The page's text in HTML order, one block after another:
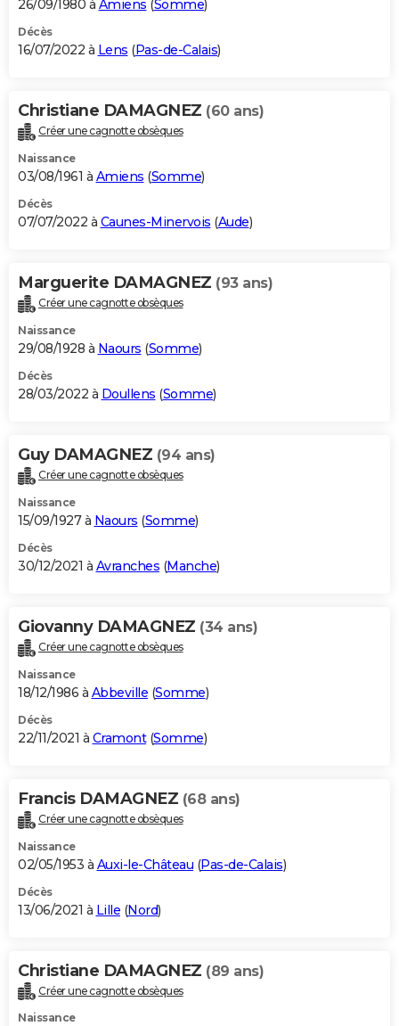
26/09/1980 à Amiens (Somme)
Décès
16/07/2022 à Lens (Pas-de-Calais)
Christiane DAMAGNEZ (60 ans)
Créer une cagnotte obsèques
Naissance
03/08/1961 à Amiens (Somme)
Décès
07/07/2022 à Caunes-Minervois (Aude)
Marguerite DAMAGNEZ (93 ans)
Créer une cagnotte obsèques
Naissance
29/08/1928 à Naours (Somme)
Décès
28/03/2022 à Doullens (Somme)
Guy DAMAGNEZ (94 ans)
Créer une cagnotte obsèques
Naissance
15/09/1927 à Naours (Somme)
Décès
30/12/2021 à Avranches (Manche)
Giovanny DAMAGNEZ (34 ans)
Créer une cagnotte obsèques
Naissance
18/12/1986 à Abbeville (Somme)
Décès
22/11/2021 à Cramont(Somme)
Francis DAMAGNEZ (68 ans)
Créer une cagnotte obsèques
Naissance
02/05/1953 à Auxi-le-Château (Pas-de-Calais)
Décès
13/06/2021 à Lille (Nord)
Christiane DAMAGNEZ (89 ans)
Créer une cagnotte obsèques
Naissance